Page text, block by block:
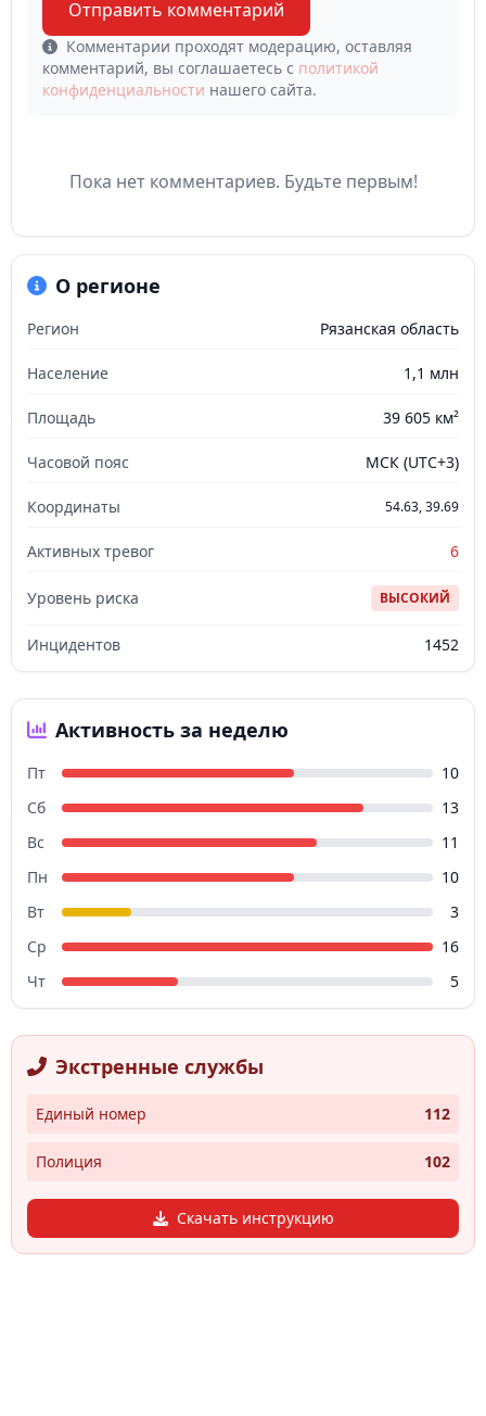
Отправить комментарий
Комментарии проходят модерацию, оставляя
комментарий, вы соглашаетесь с политикой
конфиденциальности нашего сайта.
Пока нет комментариев. Будьте первым!
О регионе
Регион Рязанская область
Население 1,1 млн
Площадь 39 605 км²
Часовой пояс МСК (UTC+3)
Координаты 54.63, 39.69
Активных тревог 6
Уровень риска ВЫСОКИЙ
Инцидентов 1452
Активность за неделю
Пт
10
Сб
13
Вс
11
Пн
10
Вт
3
Ср
16
Чт
5
Экстренные службы
Единый номер 112
Полиция 102
Скачать инструкцию